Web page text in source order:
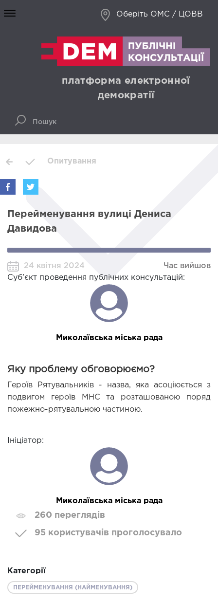
Оберіть ОМС / ЦОВВ
платформа електронної
демократії
Опитування
Перейменування вулиці Дениса
Давидова
24 квітня 2024
Час вийшов
Суб’єкт проведення публічних консультацій:
Миколаївська міська рада
Яку проблему обговорюємо?
Героїв Рятувальників - назва, яка асоціюється з
подвигом героїв МНС та розташованою поряд
пожежно-рятувальною частиною.
Ініціатор:
Миколаївська міська рада
260 переглядів
95 користувачів проголосувало
Категорії
ПЕРЕЙМЕНУВАННЯ (НАЙМЕНУВАННЯ)